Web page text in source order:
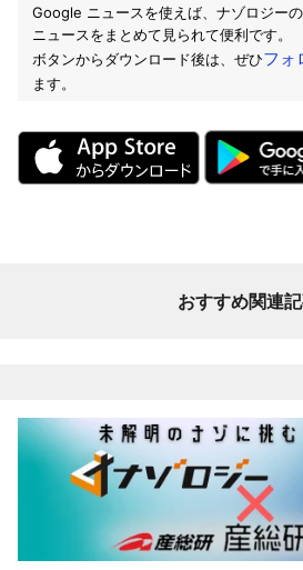
Google ニュースを使えば、ナゾロジー
ニュースをまとめて見られて便利です。
ボタンからダウンロード後は、ぜひフォ
ます。
おすすめ関連